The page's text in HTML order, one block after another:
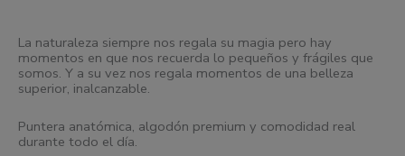
La naturaleza siempre nos regala su magia pero hay
momentos en que nos recuerda lo pequeños y frágiles que
somos. Y a su vez nos regala momentos de una belleza
superior, inalcanzable.
Puntera anatómica, algodón premium y comodidad real
durante todo el día.